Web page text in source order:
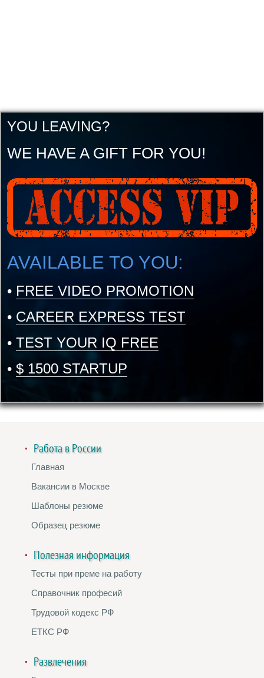
YOU LEAVING?
WE HAVE A GIFT FOR YOU!
AVAILABLE TO YOU:
• FREE VIDEO PROMOTION
• CAREER EXPRESS TEST
• TEST YOUR IQ FREE
• $ 1500 STARTUP
Работа в России
Главная
Вакансии в Москве
Шаблоны резюме
Образец резюме
Полезная информация
Тесты при преме на работу
Справочник професий
Трудовой кодекс РФ
ЕТКС РФ
Развлечения